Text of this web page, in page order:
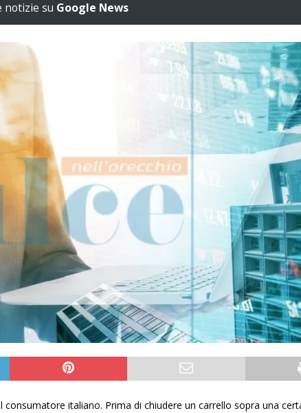
notizie su Google News
consumatore italiano. Prima di chiudere un carrello sopra una